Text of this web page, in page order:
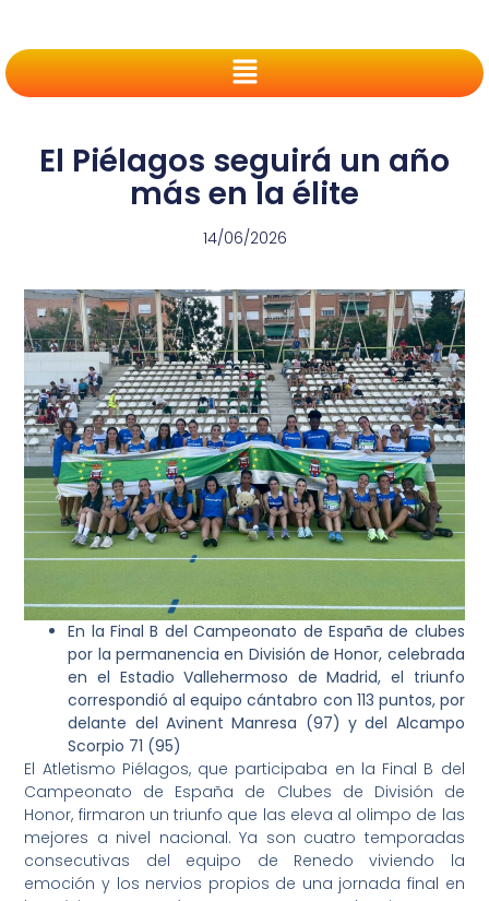
El Piélagos seguirá un año
más en la élite
14/06/2026
En la Final B del Campeonato de España de clubes
por la permanencia en División de Honor, celebrada
en el Estadio Vallehermoso de Madrid, el triunfo
correspondió al equipo cántabro con 113 puntos, por
delante del Avinent Manresa (97) y del Alcampo
Scorpio 71 (95)
El Atletismo Piélagos, que participaba en la Final B del
Campeonato de España de Clubes de División de
Honor, firmaron un triunfo que las eleva al olimpo de las
mejores a nivel nacional. Ya son cuatro temporadas
consecutivas del equipo de Renedo viviendo la
emoción y los nervios propios de una jornada final en